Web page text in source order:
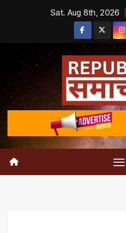
Sat. Aug 8th, 2026